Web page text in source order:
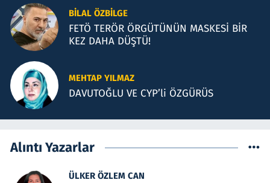
BILAL ÖZBILGE
FETÖ TERÖR ÖRGÜTÜNÜN MASKESİ BİR
KEZ DAHA DÜŞTÜ!
MEHTAP YILMAZ
DAVUTOĞLU VE CYP’li ÖZGÜRÜS
Alıntı Yazarlar
ÜLKER ÖZLEM CAN